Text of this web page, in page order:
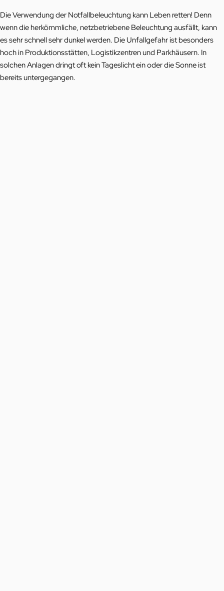
Die Verwendung der Notfallbeleuchtung kann Leben retten! Denn
wenn die herkömmliche, netzbetriebene Beleuchtung ausfällt, kann
es sehr schnell sehr dunkel werden. Die Unfallgefahr ist besonders
hoch in Produktionsstätten, Logistikzentren und Parkhäusern. In
solchen Anlagen dringt oft kein Tageslicht ein oder die Sonne ist
bereits untergegangen.